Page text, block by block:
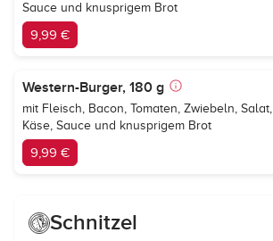
Sauce und knusprigem Brot
9,99 €
Western-Burger, 180 g
mit Fleisch, Bacon, Tomaten, Zwiebeln, Salat,
Käse, Sauce und knusprigem Brot
9,99 €
Schnitzel